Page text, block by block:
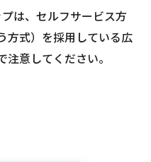
は、セルフサービス方
方式）を採用している広
意してください。